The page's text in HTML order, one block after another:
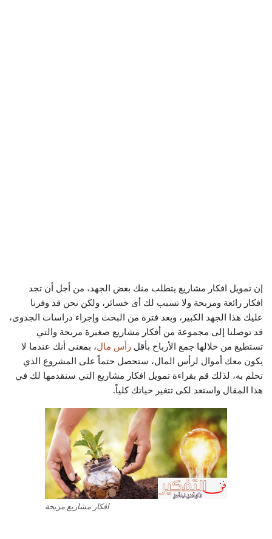
إن تمويل افكار مشاريع يتطلب منك بعض الجهد، من أجل أن تجد
افكار رائعة ومربحة ولا تسبب لك أى خسائر، ولكن نحن قد وفرنا
عليك هذا الجهد الكبير، وبعد فترة من البحث وإجراء دراسات الجدوى،
قد توصلنا إلى مجموعة من أفكار مشاريع صغيرة مربحة والتي
تستطيع من خلالها جمع الأرباح بأقل رأس مال، بمعنى أنك عندما لا
يكون معك أموال لرأس المال، ستحصل حتماً على المشروع الذي
تحلم به، لذلك قم بقراءة تمويل افكار مشاريع التي سنقدمها لك في
هذا المقال واستعد لكى تتغير حياتك كلياً.
افكار مشاريع مربحة